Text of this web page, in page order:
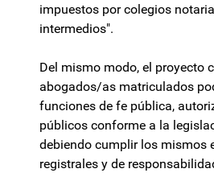
impuestos por colegios
intermedios".
Del mismo modo, el proyecto
abogados/as matriculados
funciones de fe pública,
públicos conforme a la
debiendo cumplir los mismos
registrales y de